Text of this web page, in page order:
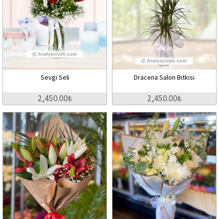
Sevgi Seli
2,450.00₺
Dracena Salon Bitkisi
2,450.00₺